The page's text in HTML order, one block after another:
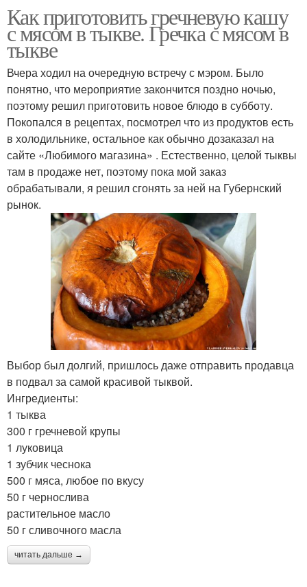
Как приготовить гречневую кашу
с мясом в тыкве. Гречка с мясом в
тыкве
Вчера ходил на очередную встречу с мэром. Было
понятно, что мероприятие закончится поздно ночью,
поэтому решил приготовить новое блюдо в субботу.
Покопался в рецептах, посмотрел что из продуктов есть
в холодильнике, остальное как обычно дозаказал на
сайте «Любимого магазина» . Естественно, целой тыквы
там в продаже нет, поэтому пока мой заказ
обрабатывали, я решил сгонять за ней на Губернский
рынок.
Выбор был долгий, пришлось даже отправить продавца
в подвал за самой красивой тыквой.
Ингредиенты:
1 тыква
300 г гречневой крупы
1 луковица
1 зубчик чеснока
500 г мяса, любое по вкусу
50 г чернослива
растительное масло
50 г сливочного масла
читать дальше →